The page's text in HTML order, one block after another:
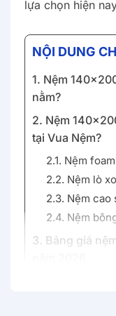
lựa chọn hiện
NỘI DUNG
1. Nệm
nằm?
2. Nệm
tại Vua Nệm?
2.1. Nệm foam
2.2. Nệm lò xo
2.3. Nệm cao
2.4. Nệm
3. Bảng giá